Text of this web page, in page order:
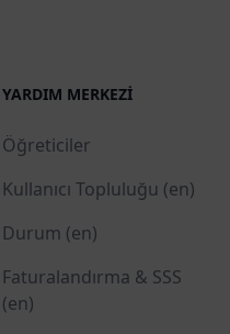
YARDIM MERKEZI
Öğreticiler
Kullanıcı Topluluğu (en)
Durum (en)
Faturalandırma & SSS
(en)